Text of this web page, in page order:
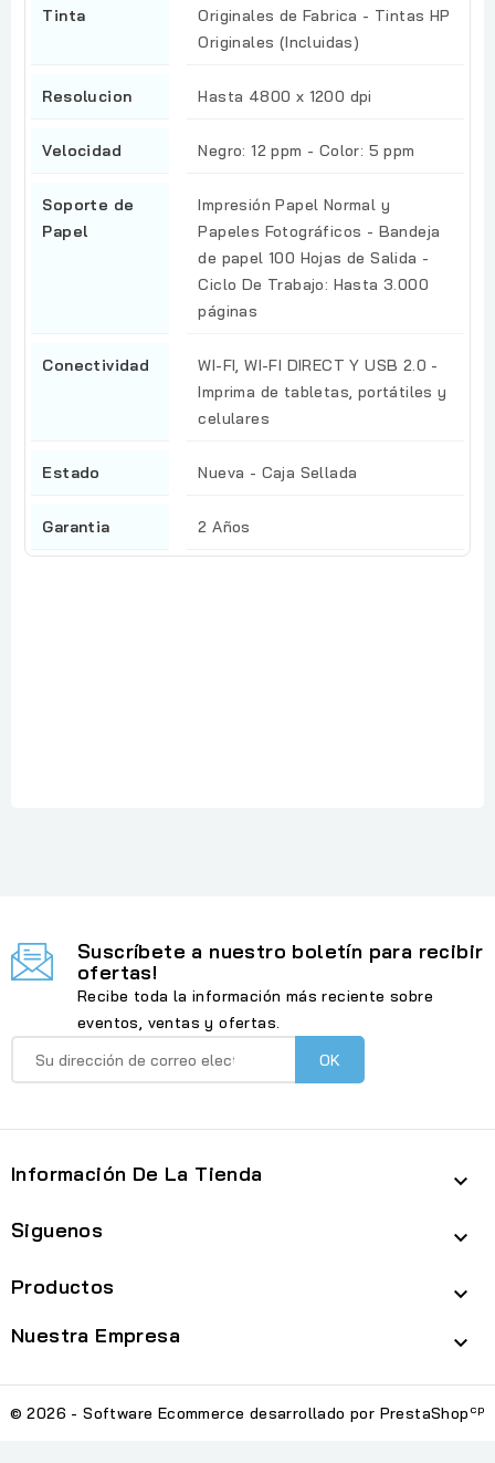
Tinta
Originales de Fabrica - Tintas HP
Originales (Incluidas)
Resolucion Hasta 4800 x 1200 dpi
Velocidad Negro: 12 ppm - Color: 5 ppm
Soporte de
Papel
Impresión Papel Normal y
Papeles Fotográficos - Bandeja
de papel 100 Hojas de Salida -
Ciclo De Trabajo: Hasta 3.000
páginas
Conectividad
WI-FI, WI-FI DIRECT Y USB 2.0 -
Imprima de tabletas, portátiles y
celulares
Estado Nueva - Caja Sellada
Garantia 2 Años
Suscríbete a nuestro boletín para recibir
ofertas!
Recibe toda la información más reciente sobre
eventos, ventas y ofertas.
Información De La Tienda 
Siguenos 
Productos 
Nuestra Empresa 
© 2026 - Software Ecommerce desarrollado por PrestaShop cp